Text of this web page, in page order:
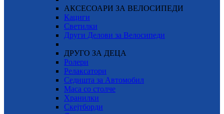
АКСЕСОАРИ ЗА ВЕЛОСИПЕДИ
Кациги
Светилки
Други Делови за Велосипеди
ДРУГО ЗА ДЕЦА
Ролери
Релаксатори
Седишта за Автомобил
Маса со столче
Хранилки
Скејтборди